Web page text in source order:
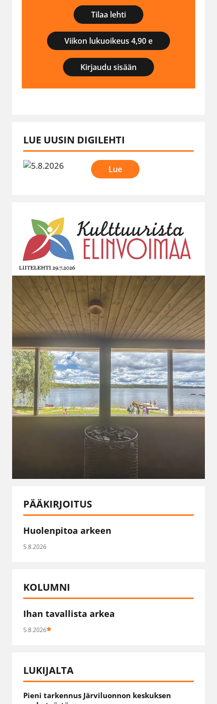
Tilaa lehti
Viikon lukuoikeus 4,90 e
Kirjaudu sisään
LUE UUSIN DIGILEHTI
Lue
PÄÄKIRJOITUS
Huolenpitoa arkeen
5.8.2026
KOLUMNI
Ihan tavallista arkea
5.8.2026
LUKIJALTA
Pieni tarkennus Järviluonnon keskuksen